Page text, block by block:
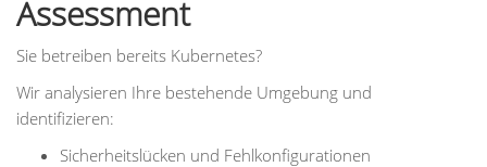
Assessment
Sie betreiben bereits Kubernetes?
Wir analysieren Ihre bestehende Umgebung und
identifizieren:
Sicherheitslücken und Fehlkonfigurationen